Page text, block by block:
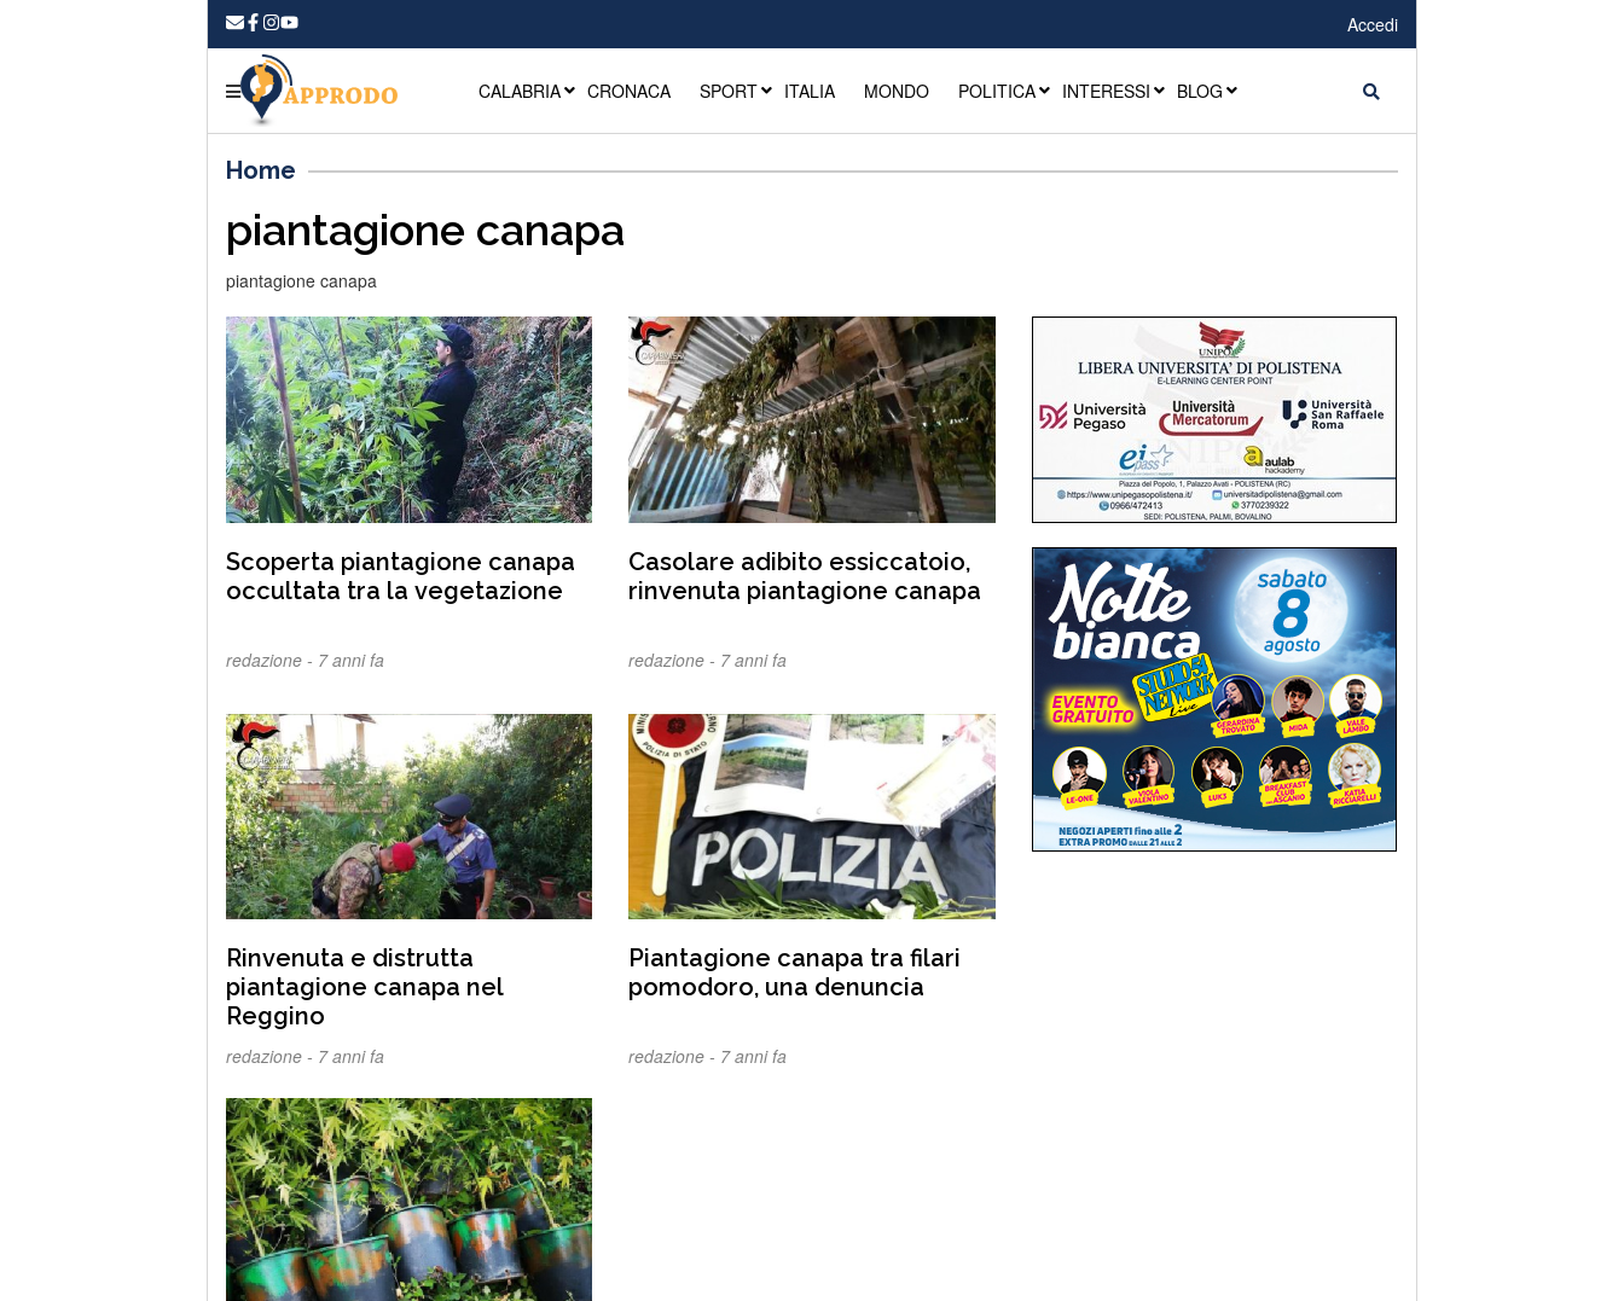
Accedi
CALABRIA CRONACA SPORT ITALIA MONDO POLITICA INTERESSI BLOG
Home
piantagione canapa
piantagione canapa
Scoperta piantagione canapa
occultata tra la vegetazione
redazione - 7 anni fa
Casolare adibito essiccatoio,
rinvenuta piantagione canapa
redazione - 7 anni fa
Rinvenuta e distrutta
piantagione canapa nel
Reggino
redazione - 7 anni fa
Piantagione canapa tra filari
pomodoro, una denuncia
redazione - 7 anni fa